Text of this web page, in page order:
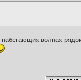
волнах